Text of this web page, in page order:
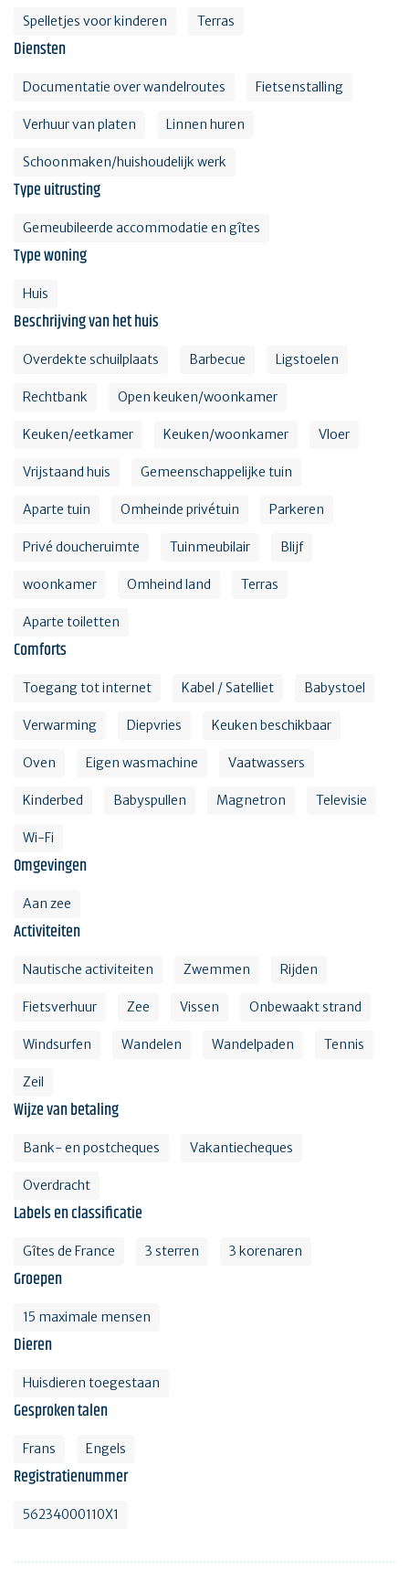
Spelletjes voor kinderen Terras
Diensten
Documentatie over wandelroutes Fietsenstalling
Verhuur van platen Linnen huren
Schoonmaken/huishoudelijk werk
Type uitrusting
Gemeubileerde accommodatie en gîtes
Type woning
Huis
Beschrijving van het huis
Overdekte schuilplaats Barbecue Ligstoelen
Rechtbank Open keuken/woonkamer
Keuken/eetkamer Keuken/woonkamer Vloer
Vrijstaand huis Gemeenschappelijke tuin
Aparte tuin Omheinde privétuin Parkeren
Privé doucheruimte Tuinmeubilair Blijf
woonkamer Omheind land Terras
Aparte toiletten
Comforts
Toegang tot internet Kabel / Satelliet Babystoel
Verwarming Diepvries Keuken beschikbaar
Oven Eigen wasmachine Vaatwassers
Kinderbed Babyspullen Magnetron Televisie
Wi-Fi
Omgevingen
Aan zee
Activiteiten
Nautische activiteiten Zwemmen Rijden
Fietsverhuur Zee Vissen Onbewaakt strand
Windsurfen Wandelen Wandelpaden Tennis
Zeil
Wijze van betaling
Bank- en postcheques Vakantiecheques
Overdracht
Labels en classificatie
Gîtes de France 3 sterren 3 korenaren
Groepen
15 maximale mensen
Dieren
Huisdieren toegestaan
Gesproken talen
Frans Engels
Registratienummer
56234000110X1